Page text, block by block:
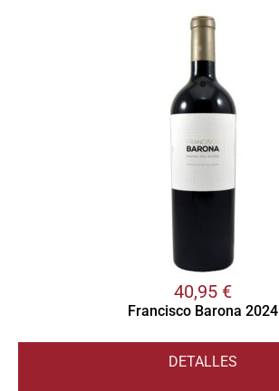
40,95 €
Francisco Barona 2024
DETALLES